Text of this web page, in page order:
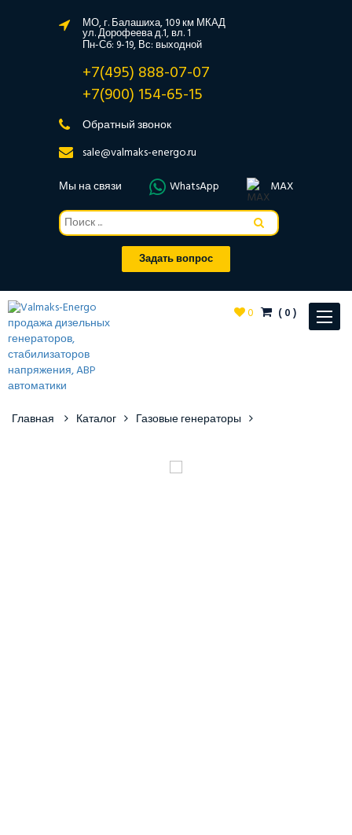
МО, г. Балашиха, 109 км МКАД
ул. Дорофеева д.1, вл. 1
Пн-Сб: 9-19, Вс: выходной
+7(495) 888-07-07
+7(900) 154-65-15
Обратный звонок
sale@valmaks-energo.ru
Мы на связи
WhatsApp MAX
Задать вопрос
Toggle
0 (0)
Главная Каталог Газовые генераторы